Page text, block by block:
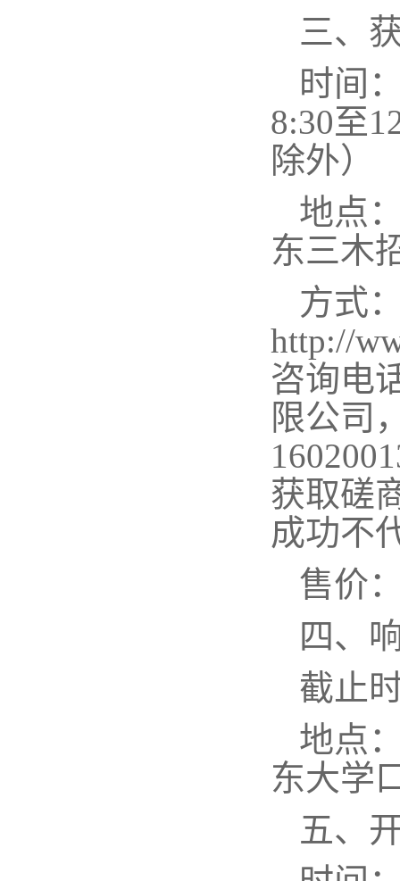
三、
时间
8:30至
除外）
地点
东三木
方式
http://
咨询电
限公司
获取磋
成功不
售价
四、
截止
地点
东大学
五、